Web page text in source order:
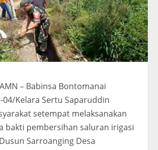
AMN – Babinsa Bontomanai
04/Kelara Sertu Saparuddin
setempat melaksanakan
bakti pembersihan saluran irigasi
Sarroanging Desa